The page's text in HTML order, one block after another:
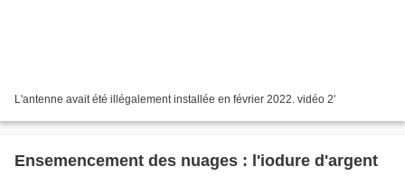
L'antenne avait été illégalement installée en février 2022. vidéo 2'
Ensemencement des nuages : l'iodure d'argent